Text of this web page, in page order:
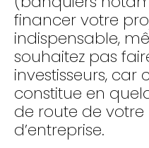
financer votre
indispensable,
souhaitez pas
investisseurs,
constitue en
de route de
d’entreprise.